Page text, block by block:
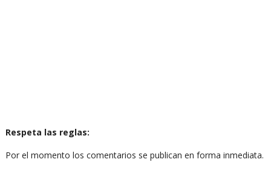
Respeta las reglas:
Por el momento los comentarios se publican en forma inmediata.